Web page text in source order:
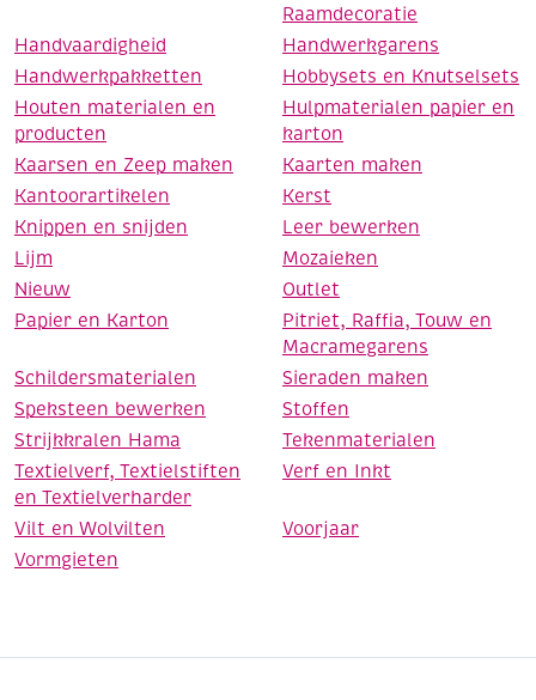
Raamdecoratie
Handvaardigheid
Handwerkgarens
Handwerkpakketten
Hobbysets en Knutselsets
Houten materialen en
producten
Hulpmaterialen papier en
karton
Kaarsen en Zeep maken
Kaarten maken
Kantoorartikelen
Kerst
Knippen en snijden
Leer bewerken
Lijm
Mozaieken
Nieuw
Outlet
Papier en Karton
Pitriet, Raffia, Touw en
Macramegarens
Schildersmaterialen
Sieraden maken
Speksteen bewerken
Stoffen
Strijkkralen Hama
Tekenmaterialen
Textielverf, Textielstiften
en Textielverharder
Verf en Inkt
Vilt en Wolvilten
Voorjaar
Vormgieten